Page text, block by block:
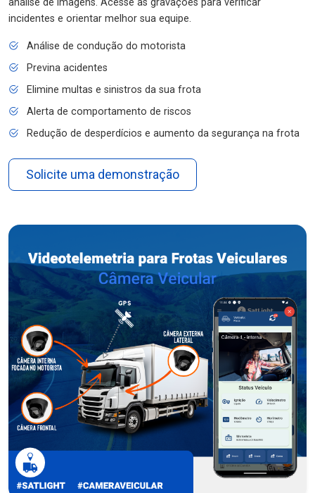
análise de imagens. Acesse as gravações para verificar
incidentes e orientar melhor sua equipe.
Análise de condução do motorista
Previna acidentes
Elimine multas e sinistros da sua frota
Alerta de comportamento de riscos
Redução de desperdícios e aumento da segurança na frota
Solicite uma demonstração